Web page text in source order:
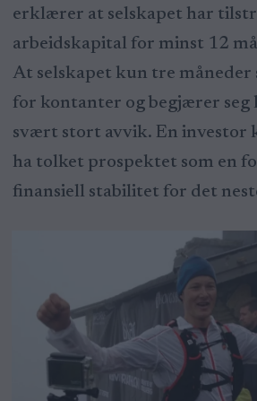
erklærer at selskapet har
arbeidskapital for minst 12
At selskapet kun tre måneder
for kontanter og begjærer seg
svært stort avvik. En investor
ha tolket prospektet som en
finansiell stabilitet for det